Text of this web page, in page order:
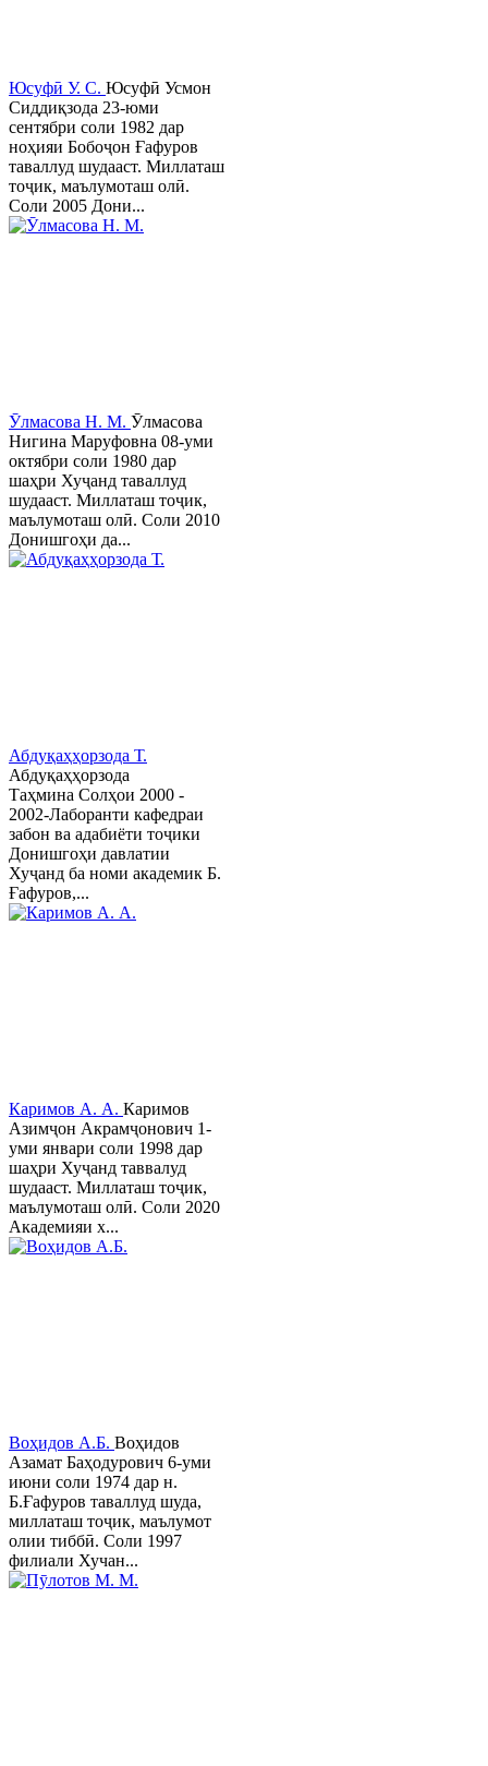
Юсуфӣ У. C. Юсуфӣ Усмон
Сиддиқзода 23-юми
сентябри соли 1982 дар
ноҳияи Бобоҷон Ғафуров
таваллуд шудааст. Миллаташ
тоҷик, маълумоташ олӣ.
Соли 2005 Дони...
Ӯлмасова Н. М. Ӯлмасова
Нигина Маруфовна 08-уми
октябри соли 1980 дар
шаҳри Хуҷанд таваллуд
шудааст. Миллаташ тоҷик,
маълумоташ олӣ. Соли 2010
Донишгоҳи да...
Абдуқаҳҳорзода Т.
Абдуқаҳҳорзода
Таҳмина Солҳои 2000 -
2002-Лаборанти кафедраи
забон ва адабиёти тоҷики
Донишгоҳи давлатии
Хуҷанд ба номи академик Б.
Ғафуров,...
Каримов А. А. Каримов
Азимҷон Акрамҷонович 1-
уми январи соли 1998 дар
шаҳри Хуҷанд таввалуд
шудааст. Миллаташ тоҷик,
маълумоташ олӣ. Соли 2020
Академияи х...
Воҳидов А.Б. Воҳидов
Азамат Баҳодурович 6-уми
июни соли 1974 дар н.
Б.Ғафуров таваллуд шуда,
миллаташ тоҷик, маълумот
олии тиббӣ. Соли 1997
филиали Хучан...